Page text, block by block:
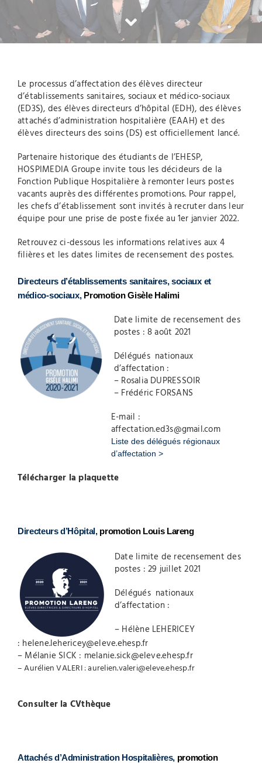
Le processus d’affectation des élèves directeur
d’établissements sanitaires, sociaux et médico-sociaux
(ED3S), des élèves directeurs d’hôpital (EDH), des élèves
attachés d’administration hospitalière (EAAH) et des
élèves directeurs des soins (DS) est officiellement lancé.
Partenaire historique des étudiants de l’EHESP,
HOSPIMEDIA Groupe invite tous les décideurs de la
Fonction Publique Hospitalière à remonter leurs postes
vacants auprès des différentes promotions. Pour rappel,
les chefs d’établissement sont invités à recruter dans leur
équipe pour une prise de poste fixée au 1er janvier 2022.
Retrouvez ci-dessous les informations relatives aux 4
filières et les dates limites de recensement des postes.
Directeurs d’établissements sanitaires, sociaux et
médico-sociaux, Promotion Gisèle Halimi
Date limite de recensement des
postes : 8 août 2021
Délégués nationaux
d’affectation :
– Rosalia DUPRESSOIR
– Frédéric FORSANS
E-mail :
affectation.ed3s@gmail.com
Liste des délégués régionaux
d’affectation >
Télécharger la plaquette
Directeurs d’Hôpital, promotion Louis Lareng
Date limite de recensement des
postes : 29 juillet 2021
Délégués nationaux
d’affectation :
– Hélène LEHERICEY
: helene.lehericey@eleve.ehesp.fr
– Mélanie SICK : melanie.sick@eleve.ehesp.fr
– Aurélien VALERI :aurelien.valeri@eleve.ehesp.fr
Consulter la CVthèque
Attachés d’Administration Hospitalières, promotion